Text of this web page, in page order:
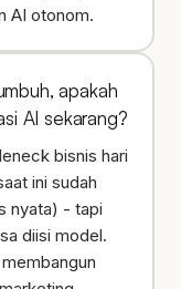
AI otonom.
apakah
AI sekarang?
bisnis hari
ini sudah
nyata) - tapi
diisi model.